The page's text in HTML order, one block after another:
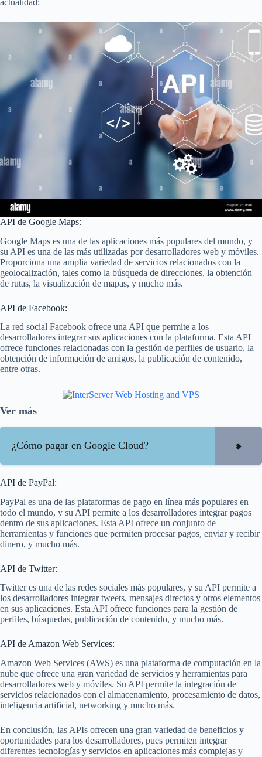
API de Google Maps:
Google Maps es una de las aplicaciones más populares del mundo, y
su API es una de las más utilizadas por desarrolladores web y móviles.
Proporciona una amplia variedad de servicios relacionados con la
geolocalización, tales como la búsqueda de direcciones, la obtención
de rutas, la visualización de mapas, y mucho más.
API de Facebook:
La red social Facebook ofrece una API que permite a los
desarrolladores integrar sus aplicaciones con la plataforma. Esta API
ofrece funciones relacionadas con la gestión de perfiles de usuario, la
obtención de información de amigos, la publicación de contenido,
entre otras.
Ver más
¿Cómo pagar en Google Cloud?
API de PayPal:
PayPal es una de las plataformas de pago en línea más populares en
todo el mundo, y su API permite a los desarrolladores integrar pagos
dentro de sus aplicaciones. Esta API ofrece un conjunto de
herramientas y funciones que permiten procesar pagos, enviar y recibir
dinero, y mucho más.
API de Twitter:
Twitter es una de las redes sociales más populares, y su API permite a
los desarrolladores integrar tweets, mensajes directos y otros elementos
en sus aplicaciones. Esta API ofrece funciones para la gestión de
perfiles, búsquedas, publicación de contenido, y mucho más.
API de Amazon Web Services:
Amazon Web Services (AWS) es una plataforma de computación en la
nube que ofrece una gran variedad de servicios y herramientas para
desarrolladores web y móviles. Su API permite la integración de
servicios relacionados con el almacenamiento, procesamiento de datos,
inteligencia artificial, networking y mucho más.
En conclusión, las APIs ofrecen una gran variedad de beneficios y
oportunidades para los desarrolladores, pues permiten integrar
diferentes tecnologías y servicios en aplicaciones más complejas y